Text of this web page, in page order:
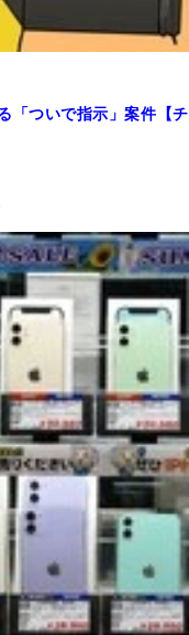
「ついで指示」案件【チ